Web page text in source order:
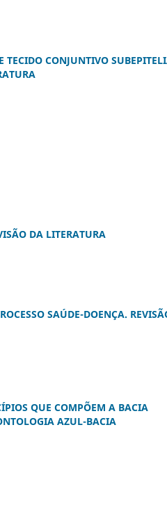
TECIDO CONJUNTIVO
DA LITERATURA
SAÚDE-DOENÇA.
QUE COMPÕEM A BACIA
AZUL-BACIA